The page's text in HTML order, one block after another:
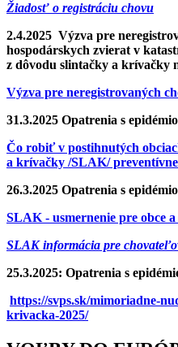
Žiadosť o registráciu chovu
2.4.2025 Výzva pre
hospodárskych zvierat v
z dôvodu slintačky a krívačky
Výzva pre neregistrovaných
31.3.2025 Opatrenia s
Čo robiť v postihnutých
a krívačky /SLAK/
26.3.2025 Opatrenia s
SLAK - usmernenie pre obce
SLAK informácia pre
25.3.2025: Opatrenia s
https://svps.sk/mimoriadne-
krivacka-2025/